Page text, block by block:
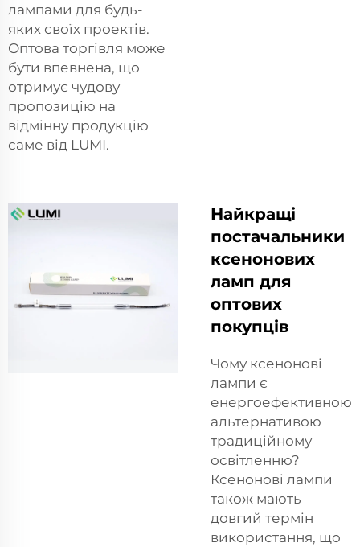
лампами для будь-
яких своїх проектів.
Оптова торгівля може
бути впевнена, що
отримує чудову
пропозицію на
відмінну продукцію
саме від LUMI.
Найкращі
постачальники
ксенонових
ламп для
оптових
покупців
Чому ксенонові
лампи є
енергоефективною
альтернативою
традиційному
освітленню?
Ксенонові лампи
також мають
довгий термін
використання, що